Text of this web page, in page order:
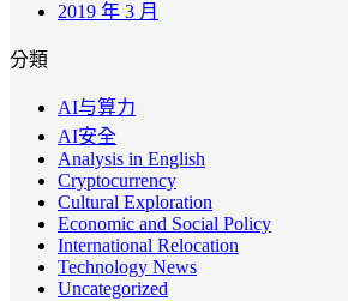
2019 年 3 月
分類
AI与算力
AI安全
Analysis in English
Cryptocurrency
Cultural Exploration
Economic and Social Policy
International Relocation
Technology News
Uncategorized